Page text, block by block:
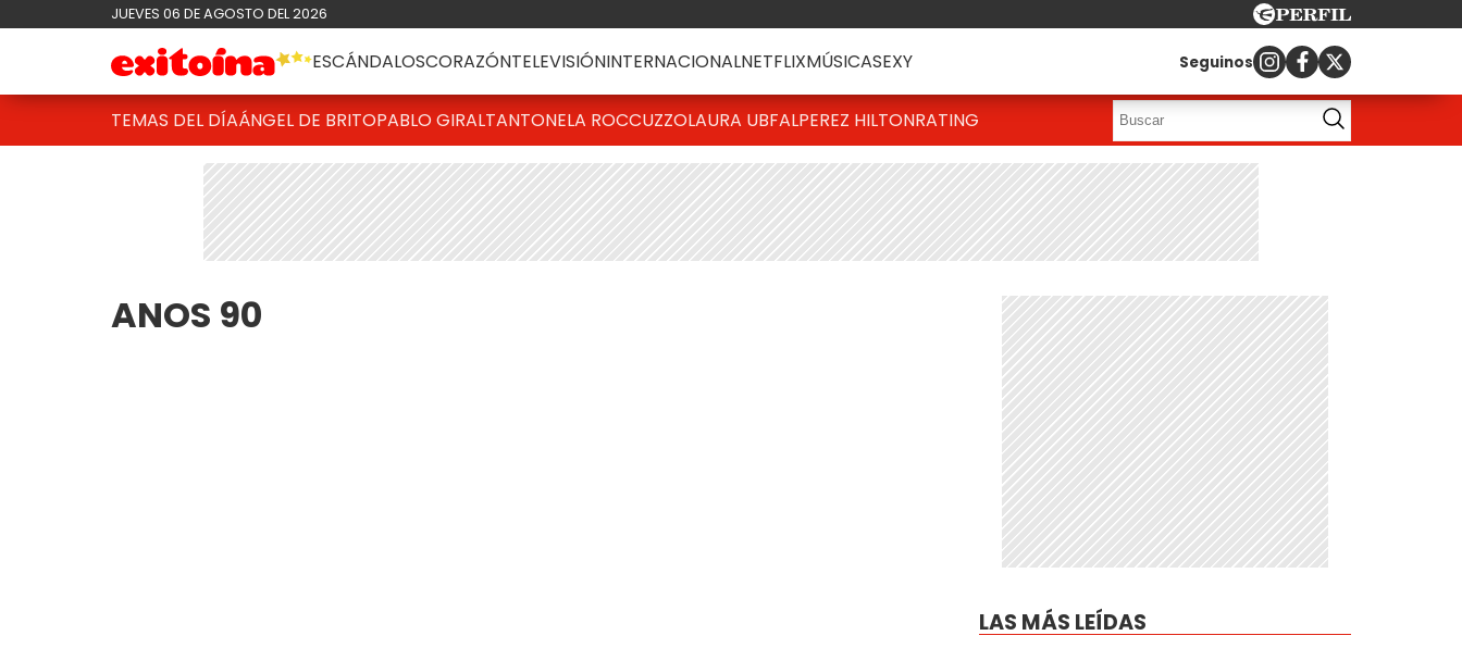
JUEVES 06 DE AGOSTO DEL 2026
ESCÁNDALOSCORAZÓNTELEVISIÓNINTERNACIONALNETFLIXMÚSICASEXY Seguinos
TEMAS DEL DÍAÁNGEL DE BRITOPABLO GIRALTANTONELA ROCCUZZOLAURA UBFALPEREZ HILTONRATING
ANOS 90
LAS MÁS LEÍDAS